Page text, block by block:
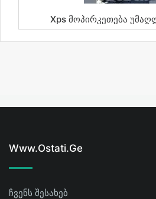
Xps Მოპირკეთება
Www.ostati.ge
ჩვენს შესახებ